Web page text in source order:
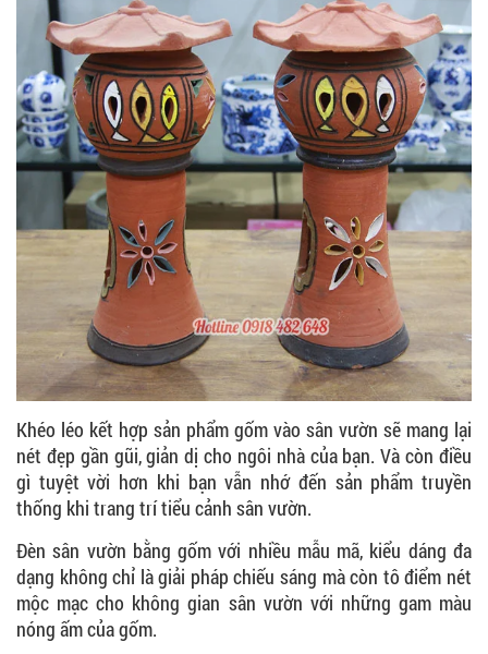
Khéo léo kết hợp sản phẩm gốm vào sân vườn sẽ mang lại
nét đẹp gần gũi, giản dị cho ngôi nhà của bạn. Và còn điều
gì tuyệt vời hơn khi bạn vẫn nhớ đến sản phẩm truyền
thống khi trang trí tiểu cảnh sân vườn.
Đèn sân vườn bằng gốm với nhiều mẫu mã, kiểu dáng đa
dạng không chỉ là giải pháp chiếu sáng mà còn tô điểm nét
mộc mạc cho không gian sân vườn với những gam màu
nóng ấm của gốm.